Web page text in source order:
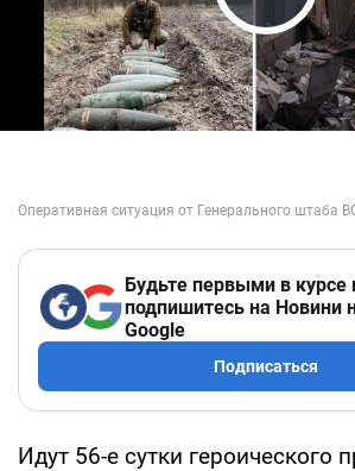
Play
Будьте первыми в курсе
подпишитесь на Новини
Google
Подписаться
Идут 56-е сутки героического